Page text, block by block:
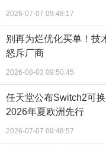
2026-07-07 09:48:17
别再为烂优化买单！技
怒斥厂商
2026-08-03 09:50:45
任天堂公布Switch2可
2026年夏欧洲先行
2026-07-07 09:48:57